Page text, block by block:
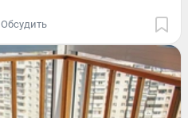
Обсудить